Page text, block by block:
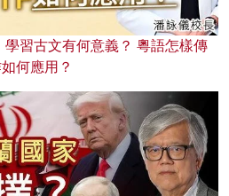
習古文有何意義？ 粵語怎樣傳
何應用？